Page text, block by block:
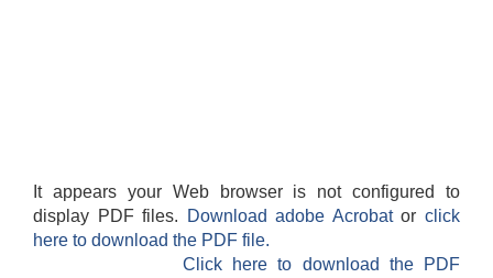
It appears your Web browser is not configured to
display PDF files.
Download adobe Acrobatorclick
here to download the PDF file.
Click here to download the PDF